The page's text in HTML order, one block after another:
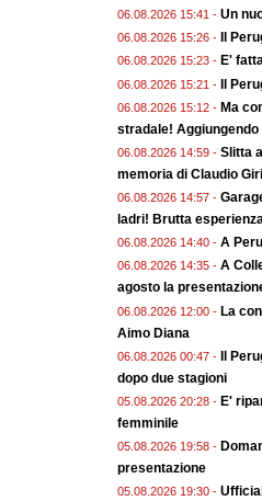
06.08.2026 15:41 - Un
06.08.2026 15:26 - Il
06.08.2026 15:23 - E'
06.08.2026 15:21 - Il
06.08.2026 15:12 - Ma
stradale!
06.08.2026 14:59 - Slitta
memoria di Claudio
06.08.2026 14:57 -
ladri! Brutta
06.08.2026 14:40 - A
06.08.2026 14:35 - A
agosto la
06.08.2026 12:00 - La
Aimo Diana
06.08.2026 00:47 - Il
dopo due stagioni
05.08.2026 20:28 - E'
femminile
05.08.2026 19:58 -
presentazione
05.08.2026 19:30 -